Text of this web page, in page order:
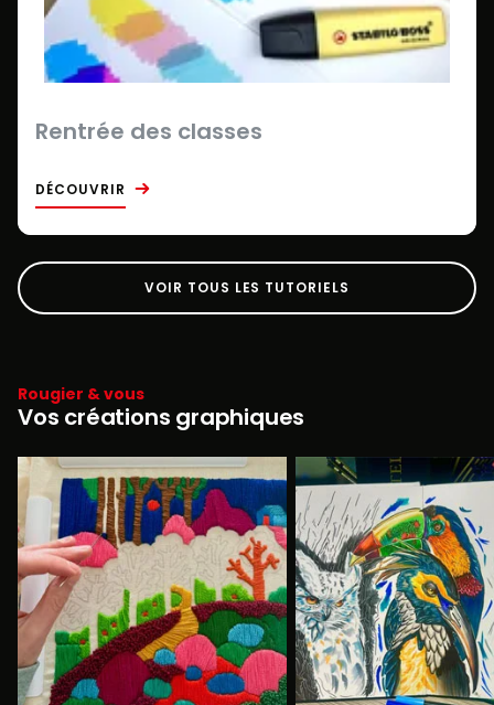
Rentrée des classes
DÉCOUVRIR
VOIR TOUS LES TUTORIELS
Rougier & vous
Vos créations graphiques